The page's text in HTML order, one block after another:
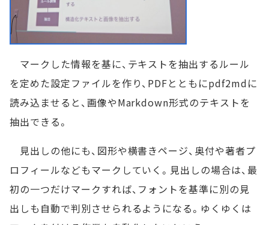
マークした情報を基に、テキストを抽出するルール
を定めた設定ファイルを作り、PDFとともにpdf2mdに
読み込ませると、画像やMarkdown形式のテキストを
抽出できる。
見出しの他にも、図形や横書きページ、奥付や著者プ
ロフィールなどもマークしていく。見出しの場合は、最
初の一つだけマークすれば、フォントを基準に別の見
出しも自動で判別させられるようになる。ゆくゆくは